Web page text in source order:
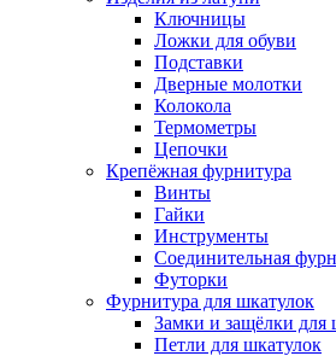
Ключницы
Ложки для обуви
Подставки
Дверные молотки
Колокола
Термометры
Цепочки
Крепёжная фурнитура
Винты
Гайки
Инструменты
Соединительная
Футорки
Фурнитура для шкатулок
Замки и защёлки для
Петли для шкатулок